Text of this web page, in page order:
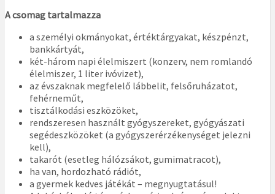
A csomag tartalmazza
a személyi okmányokat, értéktárgyakat, készpénzt,
bankkártyát,
két-három napi élelmiszert (konzerv, nem romlandó
élelmiszer, 1 liter ivóvizet),
az évszaknak megfelelő lábbelit, felsőruházatot,
fehérneműt,
tisztálkodási eszközöket,
rendszeresen használt gyógyszereket, gyógyászati
segédeszközöket (a gyógyszerérzékenységet jelezni
kell),
takarót (esetleg hálózsákot, gumimatracot),
ha van, hordozható rádiót,
a gyermek kedves játékát – megnyugtatásul!